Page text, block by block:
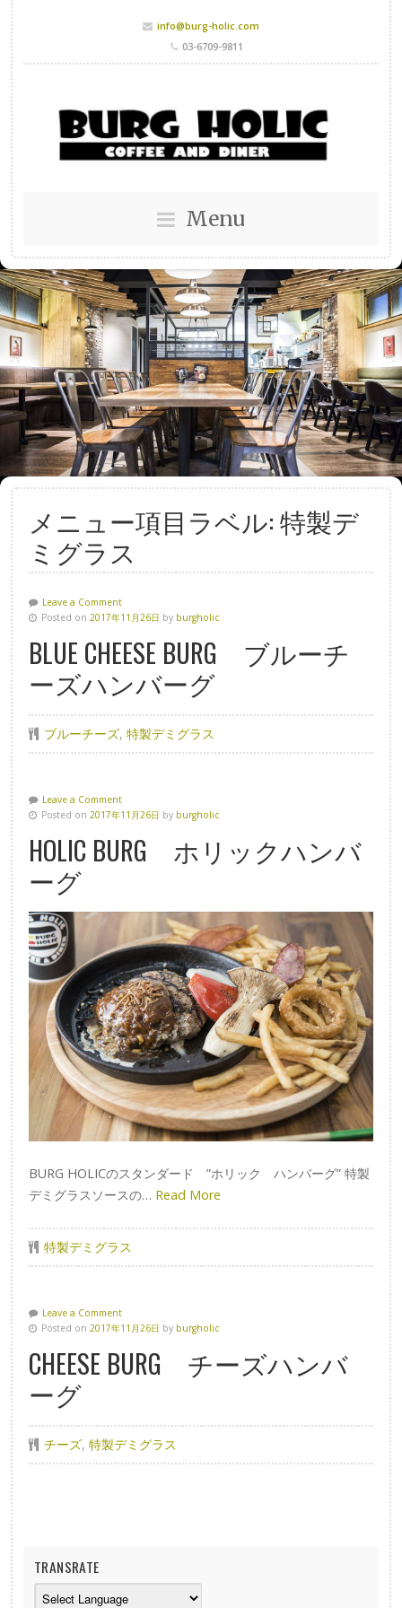
info@burg-holic.com
03-6709-9811
Menu
メニュー項目ラベル:特製デ
ミグラス
Leave a Comment
Posted on 2017年11月26日 by burgholic
BLUE CHEESE BURG ブルーチ
ーズハンバーグ
ブルーチーズ, 特製デミグラス
Leave a Comment
Posted on 2017年11月26日 by burgholic
HOLIC BURG ホリックハンバ
ーグ
BURG HOLICのスタンダード ”ホリック ハンバーグ” 特製
デミグラスソースの… Read More
特製デミグラス
Leave a Comment
Posted on 2017年11月26日 by burgholic
CHEESE BURG チーズハンバ
ーグ
チーズ, 特製デミグラス
TRANSRATE